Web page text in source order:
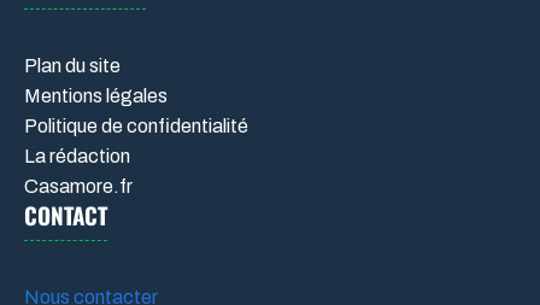
Plan du site
Mentions légales
Politique de confidentialité
La rédaction
Casamore.fr
CONTACT
Nous contacter